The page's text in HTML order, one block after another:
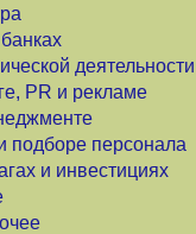
деятельности
PR и рекламе
подборе персонала
и инвестициях